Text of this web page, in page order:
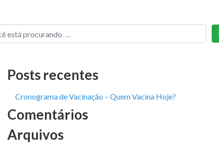
Posts recentes
Cronograma de Vacinação – Quem Vacina Hoje?
Comentários
Arquivos